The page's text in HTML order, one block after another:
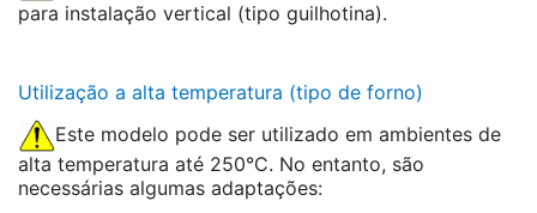
para instalação vertical (tipo guilhotina).
Utilização a alta temperatura (tipo de forno)
Este modelo pode ser utilizado em ambientes de
alta temperatura até 250°C. No entanto, são
necessárias algumas adaptações: